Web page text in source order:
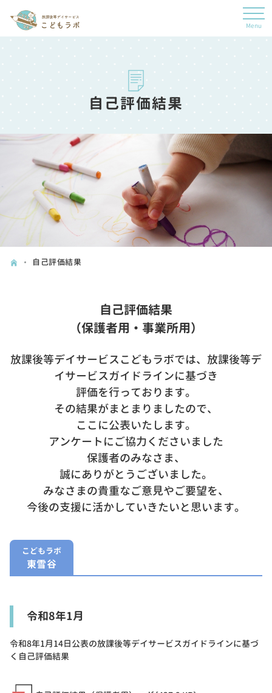
自己評価結果
自己評価結果
自己評価結果
（保護者用・事業所用）
放課後等デイサービスこどもラボでは、放課後等デ
イサービスガイドラインに基づき
評価を行っております。
その結果がまとまりましたので、
ここに公表いたします。
アンケートにご協力くださいました
保護者のみなさま、
誠にありがとうございました。
みなさまの貴重なご意見やご要望を、
今後の支援に活かしていきたいと思います。
こどもラボ
東雪谷
令和8年1月
令和8年1月14日公表の放課後等デイサービスガイドラインに基づ
く自己評価結果